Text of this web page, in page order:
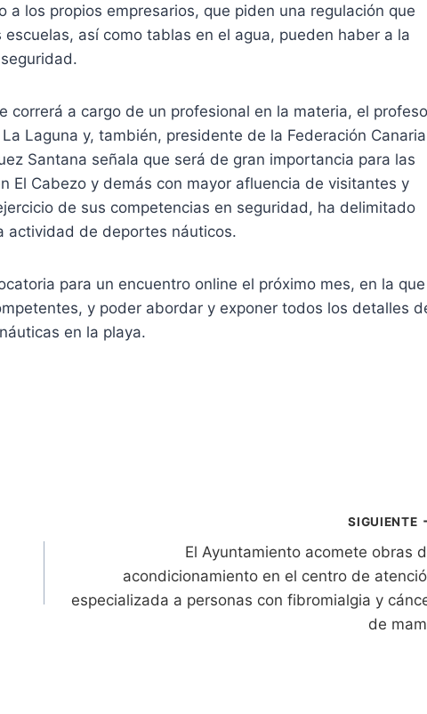
los propios empresarios, que piden una regulación que
así como tablas en el agua, pueden haber a la
correrá a cargo de un profesional en la materia, el
Laguna y, también, presidente de la Federación Canaria
Santana señala que será de gran importancia para las
El Cabezo y demás con mayor afluencia de visitantes y
de sus competencias en seguridad, ha delimitado
actividad de deportes náuticos.
para un encuentro online el próximo mes, en la que
y poder abordar y exponer todos los detalles
en la playa.
SIGUIENTE
El Ayuntamiento acomete obras
acondicionamiento en el centro de
especializada a personas con fibromialgia y
de